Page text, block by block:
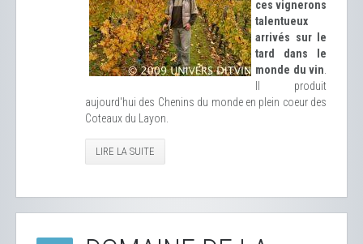
ces vignerons
talentueux
arrivés sur le
tard dans le
monde du vin
Il produit
aujourd'hui des Chenins du monde en plein coeur des
Coteaux du Layon.
LIRE LA SUITE